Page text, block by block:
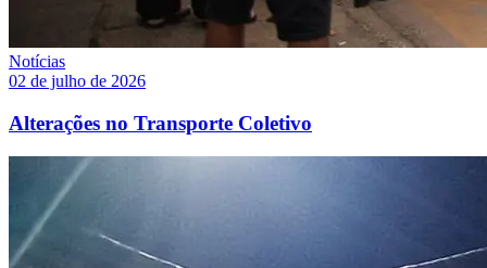
Notícias
02 de julho de 2026
Alterações no Transporte Coletivo